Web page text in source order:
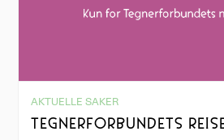
AKTUELLE SAKER
TEGNERFORBUNDETS